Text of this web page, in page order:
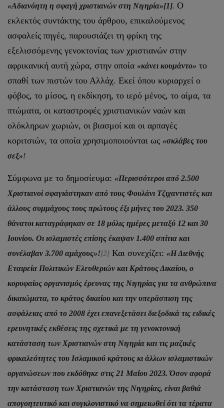
«Αδιανόητη η σφαγή χριστιανών στη Νιγηρία»[1]. Ο
εκλεκτός συντάκτης του άρθρου, επικαλούμενος
ασφαλείς πηγές, παρουσιάζει τη φρίκη της
εξελισσόμενης γενοκτονίας των χριστιανών στην
αφρικανική αυτή χώρα, στην οποία «κάνει κουμάντο» το
σπαθί των πιστών του Αλλάχ. Εκεί όπου κυριαρχεί ο
φόβος, το μίσος, η εκδίκηση, το ιερό μένος, το αίμα, τα
πτώματα, οι καταστροφές χριστιανικών ναών και
ολόκληρων χωριών, οι βιασμοί και οι αρπαγές
κοριτσιών, τα οποία χρησιμοποιούνται ως «σκλάβες του
σεξ»!
Σύμφωνα με το δημοσίευμα: «Περισσότεροι από 2.500
Χριστιανοί σφαγιάστηκαν από τους Φουλάνι Τζιχαντιστές και
άλλους συμμάχους τους πρώτους έξι μήνες του 2023. 350
θάνατοι καταγράφηκαν σε 18 μόλις ημέρες μεταξύ 12 και 30
Ιουνίου. Οι ισλαμιστές επίσης έκαψαν 1.400 σπίτια και
συνέλαβαν 3.700 αμάχους»![2] Και συνεχίζει: «Η Διεθνής
Εταιρεία Πολιτικών Ελευθεριών και Κράτους Δικαίου, ο
κορυφαίος οργανισμός έρευνας της Νιγηρίας για τα ανθρώπινα
δικαιώματα, το κράτος δικαίου και την υπεράσπιση της
ασφάλειας από το 2008 έχει επανεξετάσει διεξοδικά τις ειδικές
ερευνητικές εκθέσεις της σχετικά με τη γενοκτονική
κατάσταση των Χριστιανών στη Νιγηρία και τις μαζικές
φρικαλεότητες του Ισλαμικού κράτους κι άλλων ισλαμιστικών
οργανώσεων που εκδόθηκε στις 21 Μαΐου 2023. Όσον αφορά
την κατάσταση των Χριστιανών της Νιγηρίας, είναι βαθιά
απογοητευτικό και συγκλονιστικό να σημειωθεί ότι τα τέρατα